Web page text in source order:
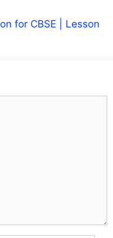
for CBSE | Lesson